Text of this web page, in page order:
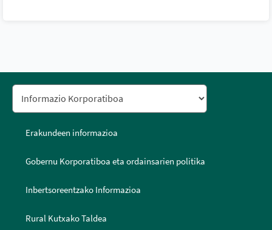
Erakundeen informazioa
Gobernu Korporatiboa eta ordainsarien politika
Inbertsoreentzako Informazioa
Rural Kutxako Taldea